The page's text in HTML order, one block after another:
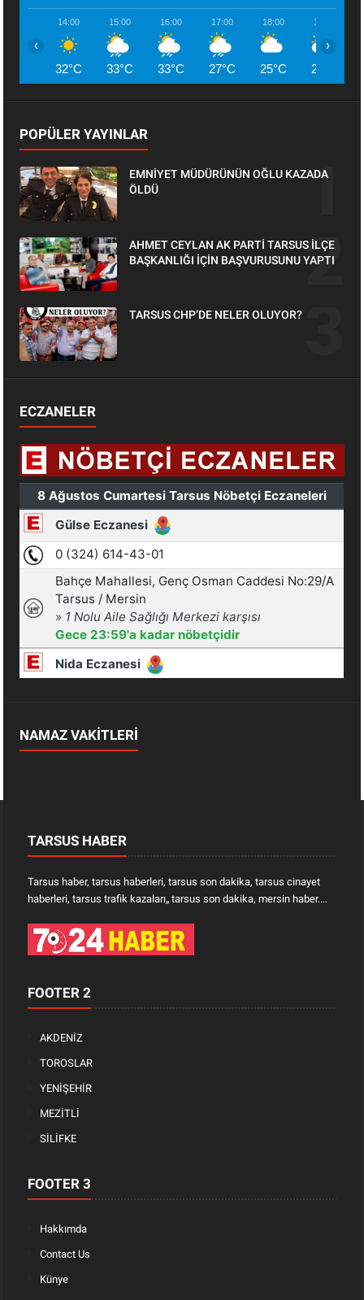
14:00
32°C
15:00
33°C
16:00
33°C
17:00
27°C
18:00
25°C
19:00
26°C
‹ ›
POPÜLER YAYINLAR
EMNİYET MÜDÜRÜNÜN OĞLU KAZADA
ÖLDÜ
AHMET CEYLAN AK PARTİ TARSUS İLÇE
BAŞKANLIĞI İÇİN BAŞVURUSUNU YAPTI
TARSUS CHP’DE NELER OLUYOR?
ECZANELER
NAMAZ VAKİTLERİ
TARSUS HABER
Tarsus haber, tarsus haberleri, tarsus son dakika, tarsus cinayet
haberleri, tarsus trafik kazaları„ tarsus son dakika, mersin haber....
FOOTER 2
AKDENİZ
TOROSLAR
YENİŞEHİR
MEZİTLİ
SİLİFKE
FOOTER 3
Hakkımda
Contact Us
Künye